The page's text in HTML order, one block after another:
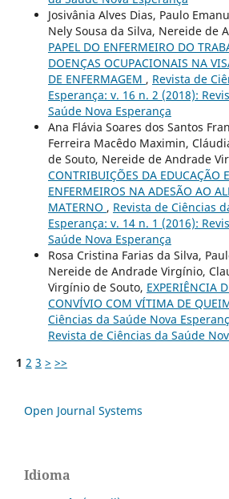
Josivânia Alves Dias, Paulo
Nely Sousa da Silva, Nereide de
PAPEL DO ENFERMEIRO DO
DOENÇAS OCUPACIONAIS NA
DE ENFERMAGEM , Revista de
Esperança: v. 16 n. 2 (2018):
Saúde Nova Esperança
Ana Flávia Soares dos Santos
Ferreira Macêdo Maximin,
de Souto, Nereide de Andrade
CONTRIBUIÇÕES DA EDUCAÇÃO
ENFERMEIROS NA ADESÃO AO
MATERNO , Revista de Ciências
Esperança: v. 14 n. 1 (2016):
Saúde Nova Esperança
Rosa Cristina Farias da Silva,
Nereide de Andrade Virgínio,
Virgínio de Souto, EXPERIÊNCIA
CONVÍVIO COM VÍTIMA DE
Ciências da Saúde Nova
Revista de Ciências da Saúde
1 2 3 > >>
Open Journal Systems
Idioma